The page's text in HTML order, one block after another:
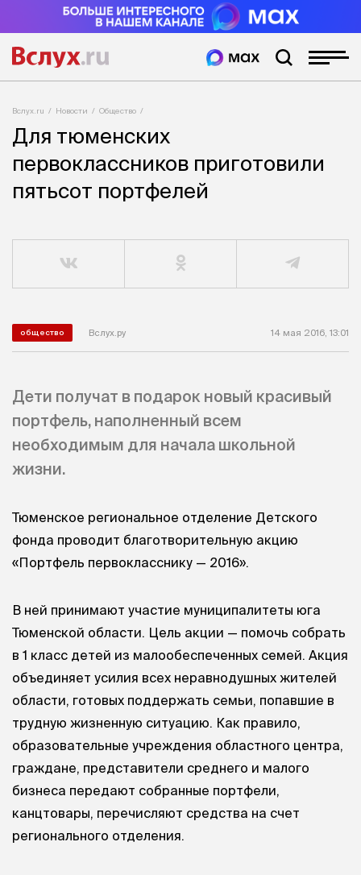
Вслух.ru Новости Общество
Для тюменских
первоклассников приготовили
пятьсот портфелей
общество Вслух.ру 14 мая 2016, 13:01
Дети получат в подарок новый красивый
портфель, наполненный всем
необходимым для начала школьной
жизни.
Тюменское региональное отделение Детского
фонда проводит благотворительную акцию
«Портфель первокласснику — 2016».
В ней принимают участие муниципалитеты юга
Тюменской области. Цель акции — помочь собрать
в 1 класс детей из малообеспеченных семей. Акция
объединяет усилия всех неравнодушных жителей
области, готовых поддержать семьи, попавшие в
трудную жизненную ситуацию. Как правило,
образовательные учреждения областного центра,
граждане, представители среднего и малого
бизнеса передают собранные портфели,
канцтовары, перечисляют средства на счет
регионального отделения.